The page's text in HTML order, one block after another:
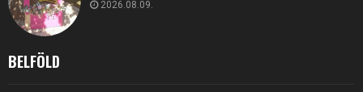
2026.08.09.
BELFÖLD